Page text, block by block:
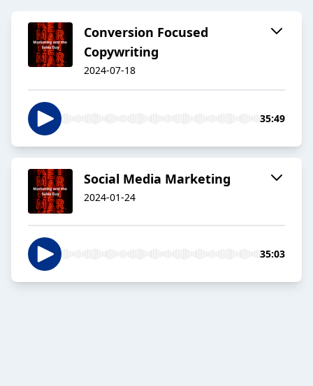
Conversion Focused
Copywriting
2024-07-18
35:49
Social Media Marketing
2024-01-24
35:03